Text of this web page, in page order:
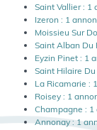
Saint Vallier : 1
Izeron : 1
Moissieu Sur
Saint Alban Du
Eyzin Pinet : 1
Saint Hilaire
La Ricamarie :
Roisey : 1
Champagne : 1
Annonay : 1